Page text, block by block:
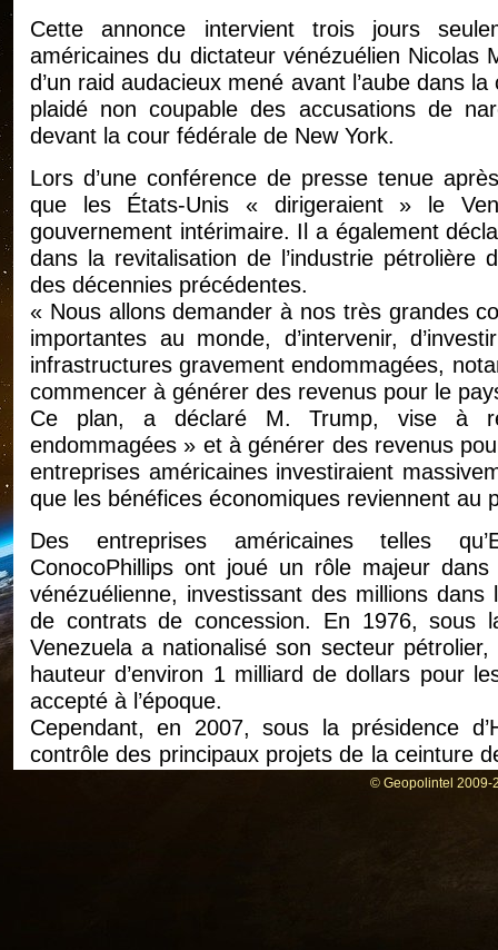
Cette annonce intervient trois jours
américaines du dictateur vénézuélien
d’un raid audacieux mené avant l’aube dans
plaidé non coupable des accusations de
devant la cour fédérale de New York.
Lors d’une conférence de presse tenue
que les États-Unis « dirigeraient » le
gouvernement intérimaire. Il a également
dans la revitalisation de l’industrie pétrolière
des décennies précédentes.
« Nous allons demander à nos très grandes
importantes au monde, d’intervenir,
infrastructures gravement endommagées,
commencer à générer des revenus pour le
Ce plan, a déclaré M. Trump, vise à
endommagées » et à générer des revenus
entreprises américaines investiraient
que les bénéfices économiques reviennent au
Des entreprises américaines telles
ConocoPhillips ont joué un rôle majeur
vénézuélienne, investissant des millions
de contrats de concession. En 1976, sous
Venezuela a nationalisé son secteur
hauteur d’environ 1 milliard de dollars pour
accepté à l’époque.
Cependant, en 2007, sous la présidence
contrôle des principaux projets de la ceinture
affectant les participations détenues par© Geopolintel 2009-